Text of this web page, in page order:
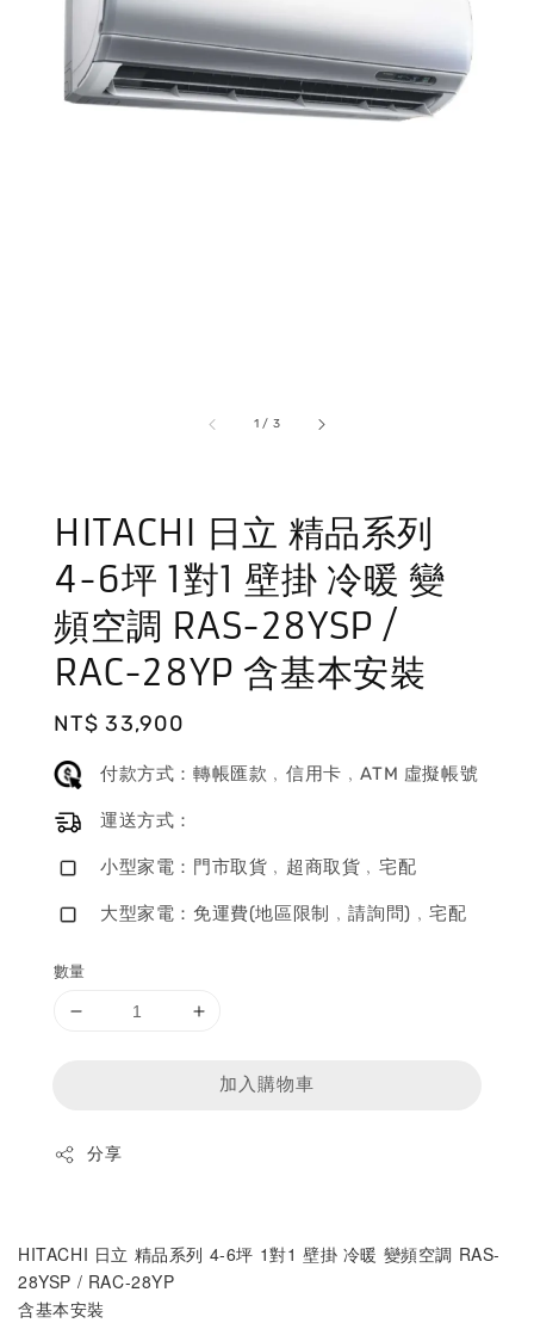
1 / 3
HITACHI 日立 精品系列
4-6坪 1對1 壁掛 冷暖 變
頻空調 RAS-28YSP /
RAC-28YP 含基本安裝
Regular
price
NT$ 33,900
付款方式：轉帳匯款﹐信用卡﹐ATM 虛擬帳號
運送方式：
小型家電：門市取貨﹐超商取貨﹐宅配
大型家電：免運費(地區限制﹐請詢問)﹐宅配
數量
加入購物車
分享
HITACHI 日立 精品系列 4-6坪 1對1 壁掛 冷暖 變頻空調 RAS-
28YSP / RAC-28YP
含基本安裝